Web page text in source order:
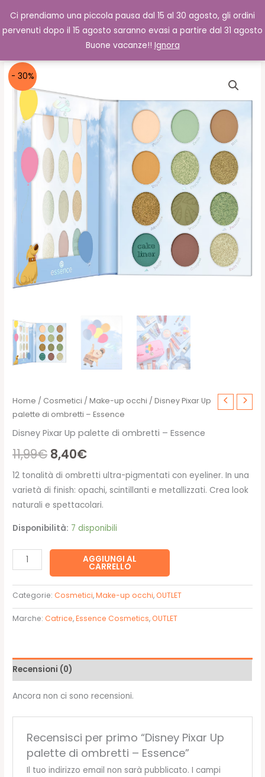
Ci prendiamo una piccola pausa dal 15 al 30 agosto, gli ordini
pervenuti dopo il 15 agosto saranno evasi a partire dal 31 agosto
Buone vacanze!! Ignora
contenuto
0,00€ Cerca
- 30%
Home / Cosmetici /Make-up occhi / Disney Pixar Up
palette di ombretti – Essence
Disney Pixar Up palette di ombretti – Essence
11,99€ Il
prezzo
originale
era:
8,40€Il
prezzo
attuale
12 tonalità di ombretti ultra-pigmentati con eyeliner. In una
varietà di finish: opachi, scintillanti e metallizzati. Crea look
naturali e spettacolari.
Disponibilità: 7 disponibili
Disney
Pixar
Up
palette
di
Essence
quantità
AGGIUNGI AL
CARRELLO
Categorie:Cosmetici,Make-up occhi,OUTLET
Marche:Catrice,Essence Cosmetics,OUTLET
Recensioni (0)
Ancora non ci sono recensioni.
Recensisci per primo “Disney Pixar Up
palette di ombretti – Essence”
Il tuo indirizzo email non sarà pubblicato. I campi